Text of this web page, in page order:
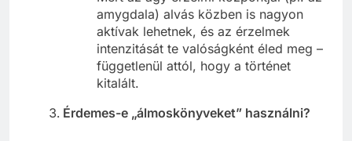
Mert az agy érzelmi központjai (pl. az
amygdala) alvás közben is nagyon
aktívak lehetnek, és az érzelmek
intenzitását te valóságként éled meg –
függetlenül attól, hogy a történet